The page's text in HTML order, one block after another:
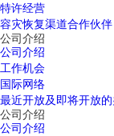
特许经营
容灾恢复渠道合作伙伴
公司介绍
公司介绍
工作机会
国际网络
最近开放及即将开放
公司介绍
公司介绍